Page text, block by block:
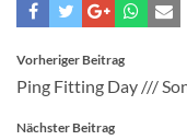
Vorheriger Beitrag
Ping Fitting Day ///
Nächster Beitrag